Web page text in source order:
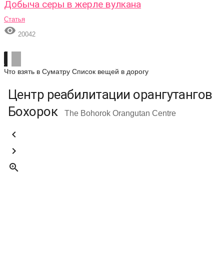
Добыча серы в жерле вулкана
Статья
 20042
Что взять в Суматру Список вещей в дорогу
Центр реабилитации орангутангов
Бохорок
The Bohorok Orangutan Centre


